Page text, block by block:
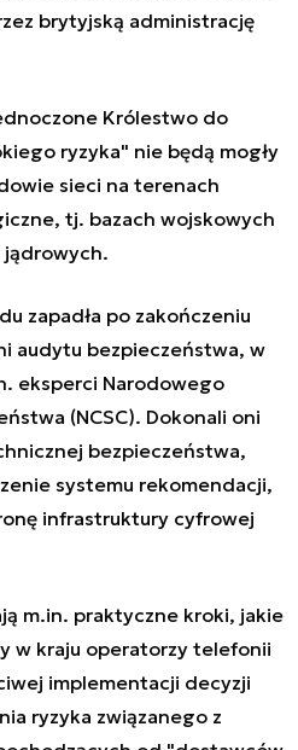
brytyjską administrację
Królestwo do
ryzyka" nie będą mogły
sieci na terenach
tj. bazach wojskowych
jądrowych.
zapadła po zakończeniu
audytu bezpieczeństwa, w
eksperci Narodowego
(NCSC). Dokonali oni
bezpieczeństwa,
systemu rekomendacji,
infrastruktury cyfrowej
m.in. praktyczne kroki, jakie
w kraju operatorzy telefonii
implementacji decyzji
ryzyka związanego z